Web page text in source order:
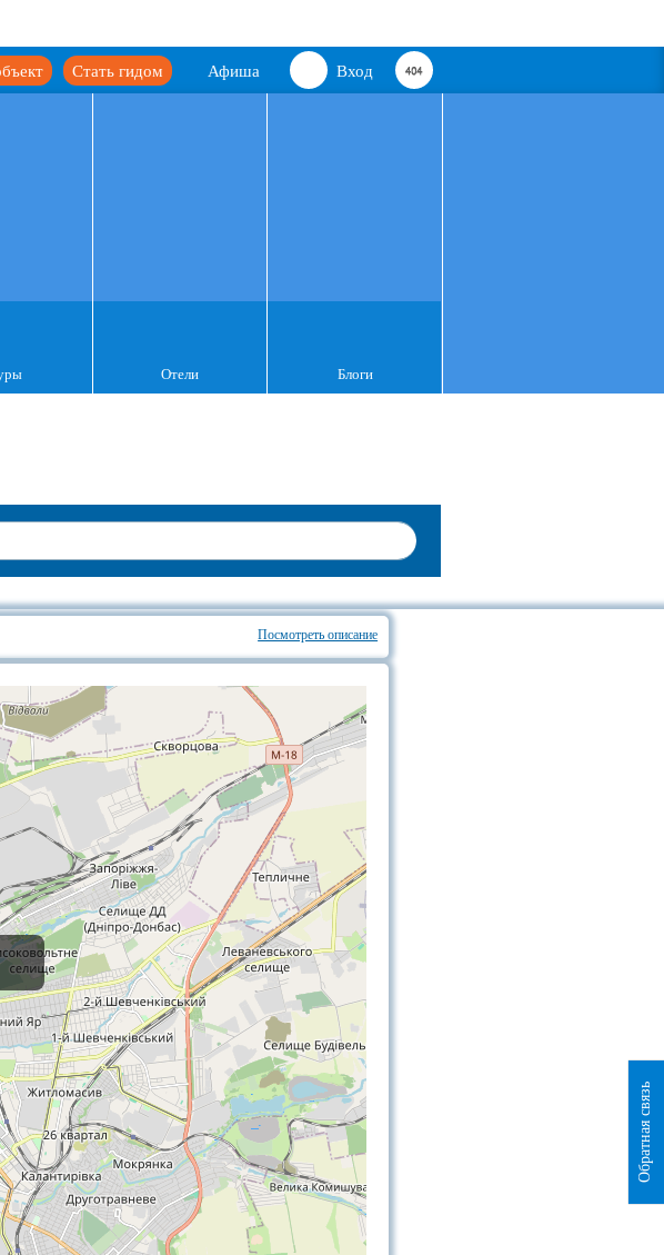
Вход
Афиша
Стать гидом
Отели Блоги
Посмотреть описание
Обратная связь